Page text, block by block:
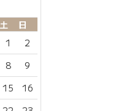
土
日
1
2
8
9
15
16